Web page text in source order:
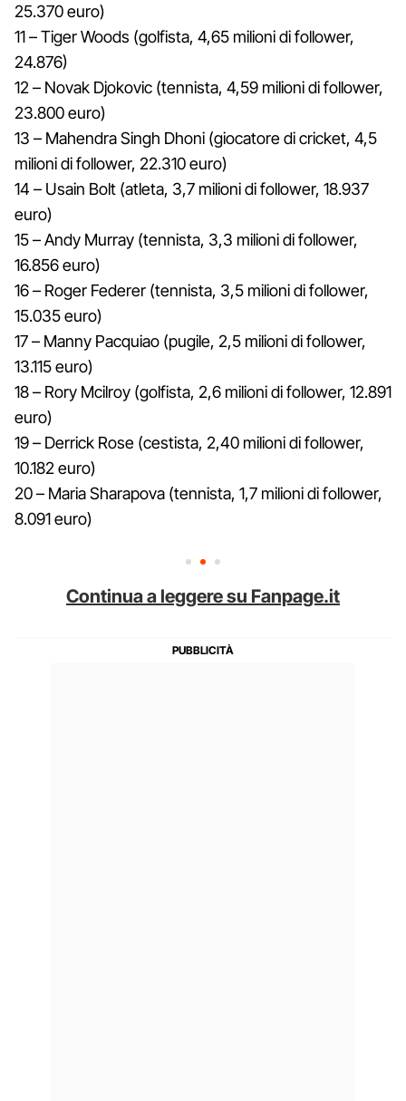
25.370 euro)
11 – Tiger Woods (golfista, 4,65 milioni di follower,
24.876)
12 – Novak Djokovic (tennista, 4,59 milioni di follower,
23.800 euro)
13 – Mahendra Singh Dhoni (giocatore di cricket, 4,5
milioni di follower, 22.310 euro)
14 – Usain Bolt (atleta, 3,7 milioni di follower, 18.937
euro)
15 – Andy Murray (tennista, 3,3 milioni di follower,
16.856 euro)
16 – Roger Federer (tennista, 3,5 milioni di follower,
15.035 euro)
17 – Manny Pacquiao (pugile, 2,5 milioni di follower,
13.115 euro)
18 – Rory Mcilroy (golfista, 2,6 milioni di follower, 12.891
euro)
19 – Derrick Rose (cestista, 2,40 milioni di follower,
10.182 euro)
20 – Maria Sharapova (tennista, 1,7 milioni di follower,
8.091 euro)
Continua a leggere su Fanpage.it